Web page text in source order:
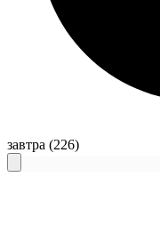
завтра (226)